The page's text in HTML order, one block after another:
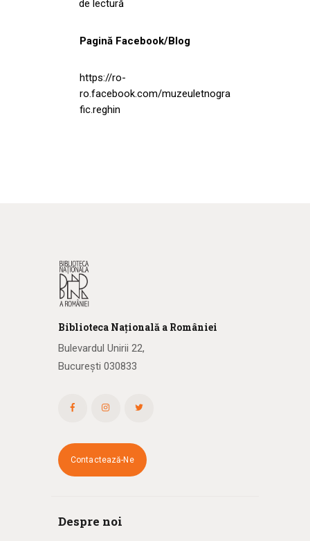
de lectură
Pagină Facebook/Blog
https://ro-
ro.facebook.com/muzeuletnogra
fic.reghin
Biblioteca Națională a României
Bulevardul Unirii 22,
București 030833
Contactează-Ne
Despre noi